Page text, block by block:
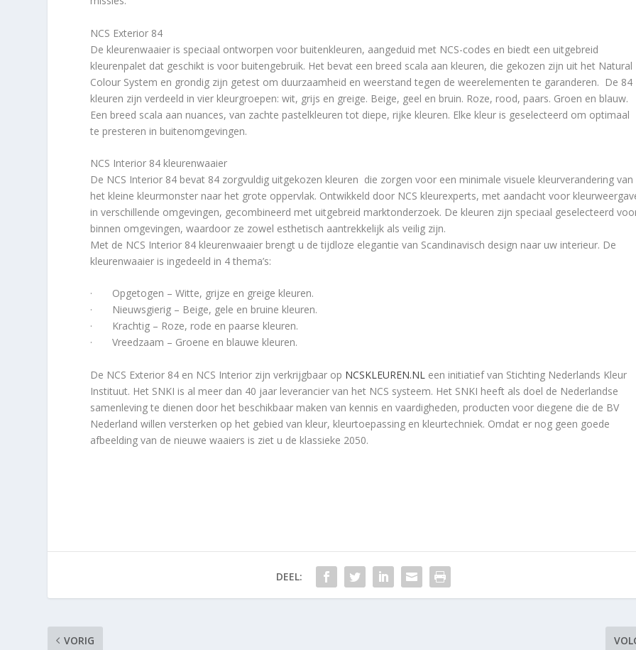
NCS Exterior 84
De kleurenwaaier is speciaal ontworpen voor buitenkleuren, aangeduid met NCS-codes en biedt een uitgebreid
kleurenpalet dat geschikt is voor buitengebruik. Het bevat een breed scala aan kleuren, die gekozen zijn uit het Natural
Colour System en grondig zijn getest om duurzaamheid en weerstand tegen de weerelementen te garanderen. De 84
kleuren zijn verdeeld in vier kleurgroepen: wit, grijs en greige. Beige, geel en bruin. Roze, rood, paars. Groen en blauw.
Een breed scala aan nuances, van zachte pastelkleuren tot diepe, rijke kleuren. Elke kleur is geselecteerd om optimaal
te presteren in buitenomgevingen.
NCS Interior 84 kleurenwaaier
De NCS Interior 84 bevat 84 zorgvuldig uitgekozen kleuren die zorgen voor een minimale visuele kleurverandering van
het kleine kleurmonster naar het grote oppervlak. Ontwikkeld door NCS kleurexperts, met aandacht voor
in verschillende omgevingen, gecombineerd met uitgebreid marktonderzoek. De kleuren zijn speciaal geselecteerd
binnen omgevingen, waardoor ze zowel esthetisch aantrekkelijk als veilig zijn.
Met de NCS Interior 84 kleurenwaaier brengt u de tijdloze elegantie van Scandinavisch design naar uw interieur. De
kleurenwaaier is ingedeeld in 4 thema’s:
· Opgetogen – Witte, grijze en greige kleuren.
· Nieuwsgierig – Beige, gele en bruine kleuren.
· Krachtig – Roze, rode en paarse kleuren.
· Vreedzaam – Groene en blauwe kleuren.
De NCS Exterior 84 en NCS Interior zijn verkrijgbaar op NCSKLEUREN.NL een initiatief van Stichting Nederlands Kleur
Instituut. Het SNKI is al meer dan 40 jaar leverancier van het NCS systeem. Het SNKI heeft als doel de Nederlandse
samenleving te dienen door het beschikbaar maken van kennis en vaardigheden, producten voor diegene die de BV
Nederland willen versterken op het gebied van kleur, kleurtoepassing en kleurtechniek. Omdat er nog geen goede
afbeelding van de nieuwe waaiers is ziet u de klassieke 2050.
DEEL:
VORIG